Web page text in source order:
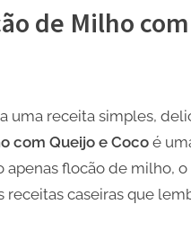
de Milho
uma receita simples,
com Queijo e Coco é
apenas flocão de milho,
receitas caseiras que